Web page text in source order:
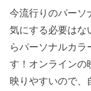
今流行りのパーソ
気にする必要はな
らパーソナルカラ
す！オンラインの
映りやすいので、